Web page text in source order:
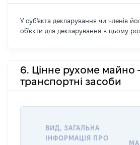
У суб'єкта декларування чи членів
об'єкти для декларування в цьому
6. Цінне рухоме майно
транспортні засоби
ВИД, ЗАГАЛЬНА
ІНФОРМАЦІЯ ПРО